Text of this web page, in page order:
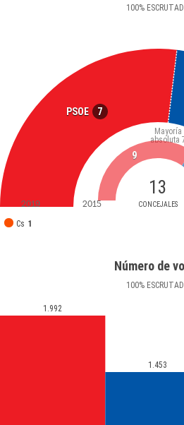
100%
PSOE 7
13
CONCEJALES
Mayoría
absoluta
Cs 1
9
2019 2015
Número de
100%
1.992
1.453